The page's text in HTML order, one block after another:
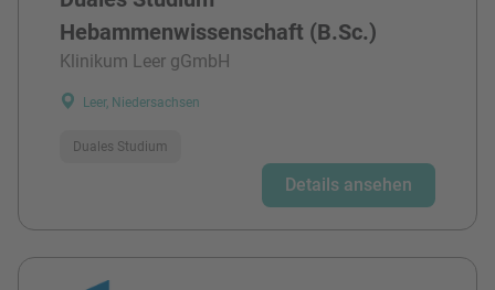
Hebammenwissenschaft (B.Sc.)
Klinikum Leer gGmbH
Leer, Niedersachsen
Duales Studium
Details ansehen